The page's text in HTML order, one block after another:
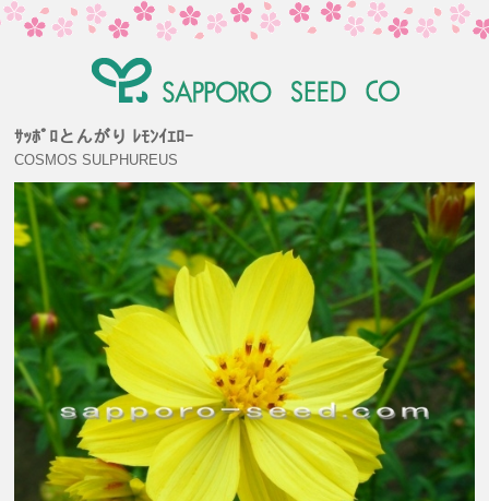
ｻｯﾎﾟﾛとんがり ﾚﾓﾝｲｴﾛｰ
COSMOS SULPHUREUS